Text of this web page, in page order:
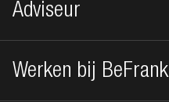
Adviseur
Werken bij BeFrank